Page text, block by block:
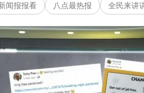
闻报报看 八点最热报 全民来讲